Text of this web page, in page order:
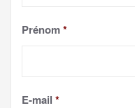
Prénom*
E-mail *